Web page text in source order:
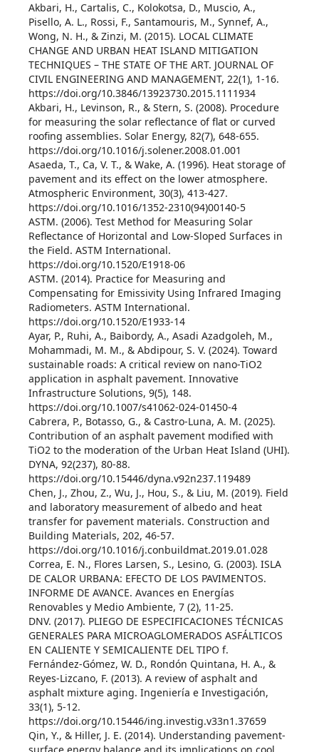
Akbari, H., Cartalis, C., Kolokotsa, D., Muscio, A.,
Pisello, A. L., Rossi, F., Santamouris, M., Synnef, A.,
Wong, N. H., & Zinzi, M. (2015). LOCAL CLIMATE
CHANGE AND URBAN HEAT ISLAND MITIGATION
TECHNIQUES – THE STATE OF THE ART. JOURNAL OF
CIVIL ENGINEERING AND MANAGEMENT, 22(1), 1-16.
https://doi.org/10.3846/13923730.2015.1111934
Akbari, H., Levinson, R., & Stern, S. (2008). Procedure
for measuring the solar reflectance of flat or curved
roofing assemblies. Solar Energy, 82(7), 648-655.
https://doi.org/10.1016/j.solener.2008.01.001
Asaeda, T., Ca, V. T., & Wake, A. (1996). Heat storage of
pavement and its effect on the lower atmosphere.
Atmospheric Environment, 30(3), 413-427.
https://doi.org/10.1016/1352-2310(94)00140-5
ASTM. (2006). Test Method for Measuring Solar
Reflectance of Horizontal and Low-Sloped Surfaces in
the Field. ASTM International.
https://doi.org/10.1520/E1918-06
ASTM. (2014). Practice for Measuring and
Compensating for Emissivity Using Infrared Imaging
Radiometers. ASTM International.
https://doi.org/10.1520/E1933-14
Ayar, P., Ruhi, A., Baibordy, A., Asadi Azadgoleh, M.,
Mohammadi, M. M., & Abdipour, S. V. (2024). Toward
sustainable roads: A critical review on nano-TiO2
application in asphalt pavement. Innovative
Infrastructure Solutions, 9(5), 148.
https://doi.org/10.1007/s41062-024-01450-4
Cabrera, P., Botasso, G., & Castro-Luna, A. M. (2025).
Contribution of an asphalt pavement modified with
TiO2 to the moderation of the Urban Heat Island (UHI).
DYNA, 92(237), 80-88.
https://doi.org/10.15446/dyna.v92n237.119489
Chen, J., Zhou, Z., Wu, J., Hou, S., & Liu, M. (2019). Field
and laboratory measurement of albedo and heat
transfer for pavement materials. Construction and
Building Materials, 202, 46-57.
https://doi.org/10.1016/j.conbuildmat.2019.01.028
Correa, E. N., Flores Larsen, S., Lesino, G. (2003). ISLA
DE CALOR URBANA: EFECTO DE LOS PAVIMENTOS.
INFORME DE AVANCE. Avances en Energías
Renovables y Medio Ambiente, 7 (2), 11-25.
DNV. (2017). PLIEGO DE ESPECIFICACIONES TÉCNICAS
GENERALES PARA MICROAGLOMERADOS ASFÁLTICOS
EN CALIENTE Y SEMICALIENTE DEL TIPO f.
Fernández-Gómez, W. D., Rondón Quintana, H. A., &
Reyes-Lizcano, F. (2013). A review of asphalt and
asphalt mixture aging. Ingeniería e Investigación,
33(1), 5-12.
https://doi.org/10.15446/ing.investig.v33n1.37659
Qin, Y., & Hiller, J. E. (2014). Understanding pavement-